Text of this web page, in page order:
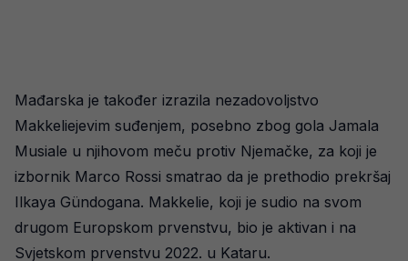
Mađarska je također izrazila nezadovoljstvo
Makkeliejevim suđenjem, posebno zbog gola Jamala
Musiale u njihovom meču protiv Njemačke, za koji je
izbornik Marco Rossi smatrao da je prethodio prekršaj
Ilkaya Gündogana. Makkelie, koji je sudio na svom
drugom Europskom prvenstvu, bio je aktivan i na
Svjetskom prvenstvu 2022. u Kataru.